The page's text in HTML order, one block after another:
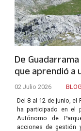
De
que aprendió a
02 Julio 2026
Del 8 al 12 de junio, el
ha participado en el
Autónomo de
acciones de gestión